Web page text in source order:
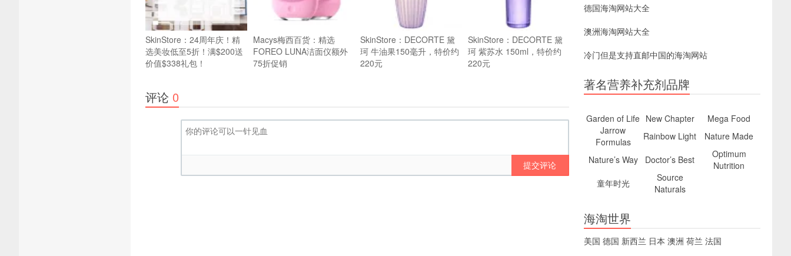
SkinStore：24周年庆！精
选美妆低至5折！满$200送
价值$338礼包！
Macys梅西百货：精选
FOREO LUNA洁面仪额外
75折促销
SkinStore：DECORTE 黛
珂 牛油果150毫升，特价约
220元
SkinStore：DECORTE 黛
珂 紫苏水 150ml，特价约
220元
评论 0
提交评论
德国海淘网站大全
澳洲海淘网站大全
冷门但是支持直邮中国的海淘网站
著名营养补充剂品牌
Garden of Life New Chapter
Mega Food
Jarrow
Formulas
Rainbow Light
Nature Made
Nature’s Way
Doctor’s Best
Optimum
Nutrition
童年时光
Source
Naturals
海淘世界
美国 德国 新西兰 日本 澳洲 荷兰 法国